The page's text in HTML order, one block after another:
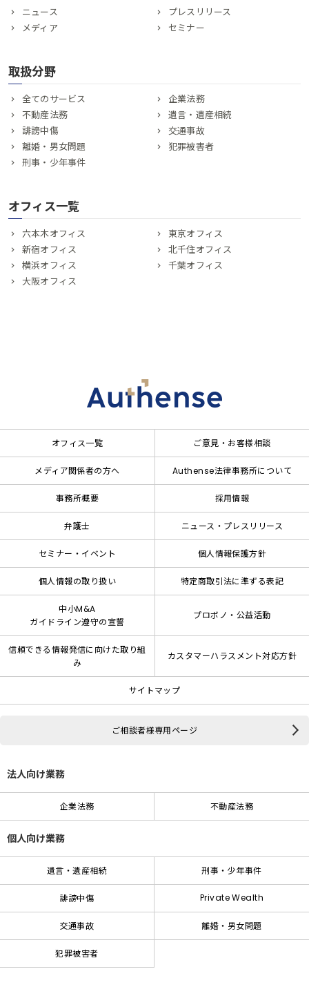
ニュース
プレスリリース
メディア
セミナー
取扱分野
全てのサービス
企業法務
不動産法務
遺言・遺産相続
誹謗中傷
交通事故
離婚・男女問題
犯罪被害者
刑事・少年事件
オフィス一覧
六本木オフィス
東京オフィス
新宿オフィス
北千住オフィス
横浜オフィス
千葉オフィス
大阪オフィス
オフィス一覧 ご意見・お客様相談
メディア関係者の方へ Authense法律事務所について
事務所概要 採用情報
弁護士 ニュース・プレスリリース
セミナー・イベント 個人情報保護方針
個人情報の取り扱い 特定商取引法に準ずる表記
中小M&A
ガイドライン遵守の宣誓
プロボノ・公益活動
信頼できる情報発信に向けた取り組
み
カスタマーハラスメント対応方針
サイトマップ
ご相談者様専用ページ
法人向け業務
企業法務 不動産法務
個人向け業務
遺言・遺産相続 刑事・少年事件
誹謗中傷 Private Wealth
交通事故 離婚・男女問題
犯罪被害者